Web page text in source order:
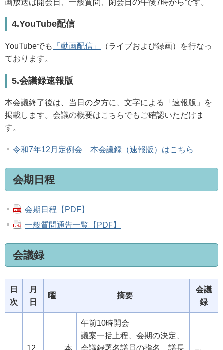
画放送は開会日、一般質問、閉会日の午後7時からです。
4.YouTube配信
YouTubeでも 「動画配信」
（ライブおよび録画）を行なっ
ております。
5.会議録速報版
本会議終了後は、当日の夕方に、文字による「速報版」を
掲載します。会議の概要はこちらでもご確認いただけま
す。
令和7年12月定例会 本会議録（速報版）はこちら
会期日程
会期日程【PDF】
一般質問通告一覧【PDF】
会議録
日
次
月
日
曜 摘要
会議
録
12 本
午前10時開会
議案一括上程、会期の決定、
会議録署名議員の指名、議長